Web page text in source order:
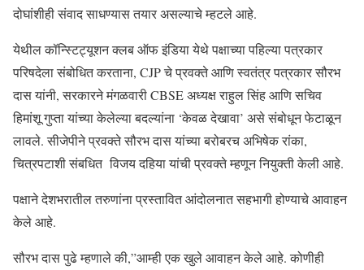
दोघांशीही संवाद साधण्यास तयार असल्याचे म्हटले आहे.
येथील कॉन्स्टिट्यूशन क्लब ऑफ इंडिया येथे पक्षाच्या पहिल्या पत्रकार
परिषदेला संबोधित करताना, CJP चे प्रवक्ते आणि स्वतंत्र पत्रकार सौरभ
दास यांनी, सरकारने मंगळवारी CBSE अध्यक्ष राहुल सिंह आणि सचिव
हिमांशू गुप्ता यांच्या केलेल्या बदल्यांना ‘केवळ देखावा’ असे संबोधून फेटाळून
लावले. सीजेपीने प्रवक्ते सौरभ दास यांच्या बरोबरच अभिषेक रांका,
चित्रपटाशी संबधित विजय दहिया यांची प्रवक्ते म्हणून नियुक्ती केली आहे.
पक्षाने देशभरातील तरुणांना प्रस्तावित आंदोलनात सहभागी होण्याचे आवाहन
केले आहे.
सौरभ दास पुढे म्हणाले की,”आम्ही एक खुले आवाहन केले आहे. कोणीही